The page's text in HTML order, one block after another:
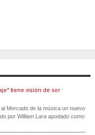
tiene visión de ser
Mercado de la música un nuevo
por William Lara apodado como